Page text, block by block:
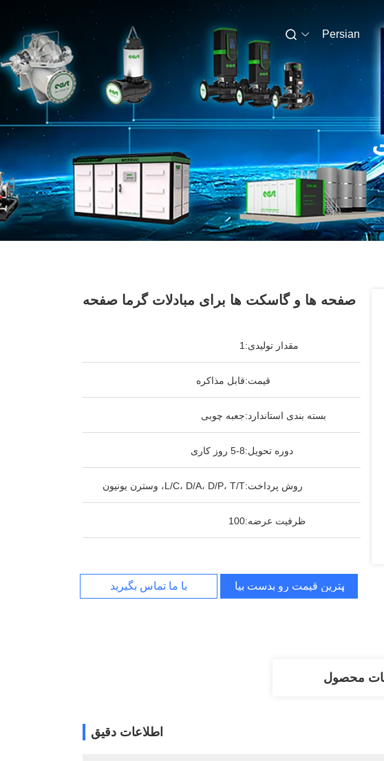
Persian
صفحه ها و گاسکت ها برای مبادلات گرما صفحه
مقدار تولیدی: 1
قیمت:قابل مذاکره
بسته بندی استاندارد:جعبه چوبی
دوره تحویل:5-8 روز کاری
روش پرداخت:L/C، D/A، D/P، T/T، وسترن یونیون
ظرفیت عرضه:100
بهترین قیمت رو بدست بیار با ما تماس بگیرید
محصول
اطلاعات دقیق